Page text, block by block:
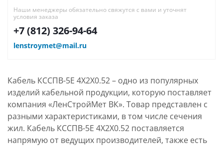
Наши менеджеры обязательно свяжутся с вами и уточнят
условия заказа
+7 (812) 326-94-64
lenstroymet@mail.ru
Кабель КССПВ-5Е 4Х2Х0.52 – одно из популярных
изделий кабельной продукции, которую поставляет
компания «ЛенСтройМет ВК». Товар представлен с
разными характеристиками, в том числе сечения
жил. Кабель КССПВ-5Е 4Х2Х0.52 поставляется
напрямую от ведущих производителей, также есть